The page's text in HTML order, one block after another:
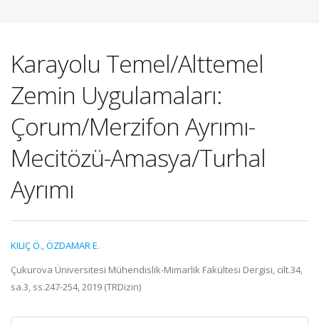
Karayolu Temel/Alttemel
Zemin Uygulamaları:
Çorum/Merzifon Ayrımı-
Mecitözü-Amasya/Turhal
Ayrımı
KILIÇ Ö.,ÖZDAMAR E.
Çukurova Üniversitesi Mühendislik-Mimarlik Fakültesi Dergisi, cilt.34,
sa.3, ss.247-254, 2019 (TRDizin)